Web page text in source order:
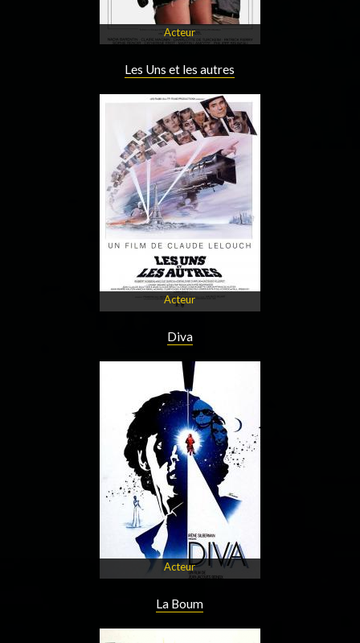
Acteur
Les Uns et les autres
Acteur
Diva
Acteur
La Boum